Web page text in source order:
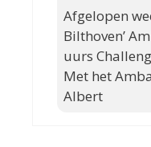
Afgelopen
Bilthoven’
uurs
Met het
Albert